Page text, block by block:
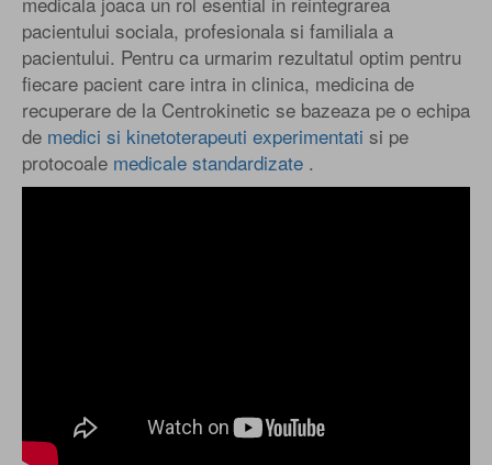
pacientului sociala, profesionala si familiala a
pacientului. Pentru ca urmarim rezultatul optim pentru
fiecare pacient care intra in clinica, medicina de
recuperare de la Centrokinetic se bazeaza pe o echipa
de medici si kinetoterapeuti experimentati si pe
protocoale medicale standardizate .